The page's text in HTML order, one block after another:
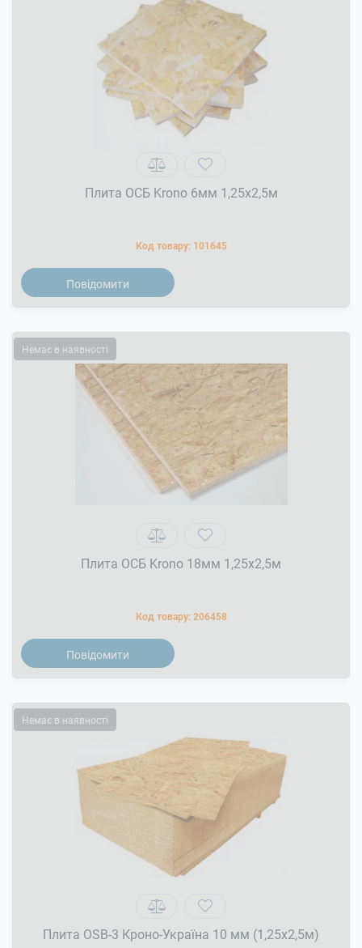
Плита ОСБ Krono 6мм 1,25x2,5м
Код товару: 101645
Повідомити
Немає в наявності
Плита ОСБ Krono 18мм 1,25x2,5м
Код товару: 206458
Повідомити
Немає в наявності
Плита OSB-3 Кроно-Україна 10 мм (1,25x2,5м)